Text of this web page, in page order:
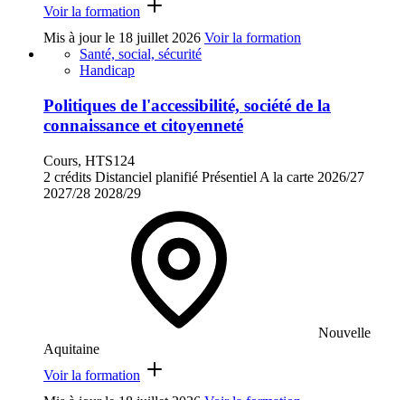
Voir la formation
Mis à jour le 18 juillet 2026 Voir la formation
Santé, social, sécurité
Handicap
Politiques de l'accessibilité, société de la
connaissance et citoyenneté
Cours, HTS124
2 crédits Distanciel planifié Présentiel A la carte 2026/27
2027/28 2028/29
Nouvelle
Aquitaine
Voir la formation